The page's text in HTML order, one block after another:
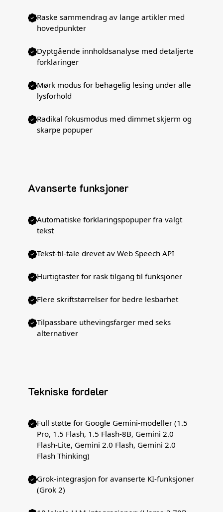
Raske sammendrag av lange artikler med
hovedpunkter
Dyptgående innholdsanalyse med detaljerte
forklaringer
Mørk modus for behagelig lesing under alle
lysforhold
Radikal fokusmodus med dimmet skjerm og
skarpe popuper
Avanserte funksjoner
Automatiske forklaringspopuper fra valgt
tekst
Tekst-til-tale drevet av Web Speech API
Hurtigtaster for rask tilgang til funksjoner
Flere skriftstørrelser for bedre lesbarhet
Tilpassbare uthevingsfarger med seks
alternativer
Tekniske fordeler
Full støtte for Google Gemini-modeller (1.5
Pro, 1.5 Flash, 1.5 Flash-8B, Gemini 2.0
Flash-Lite, Gemini 2.0 Flash, Gemini 2.0
Flash Thinking)
Grok-integrasjon for avanserte KI-funksjoner
(Grok 2)